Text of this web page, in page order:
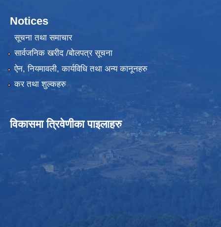
Notices
सूचना तथा समाचार
सार्वजनिक खरीद /बोलपत्र सूचना
ऐन, नियमावली, कार्यविधि तथा अन्य कानूनहरु
कर तथा शुल्कहरु
विकासमा त्रिवेणीका पाइलाहरु